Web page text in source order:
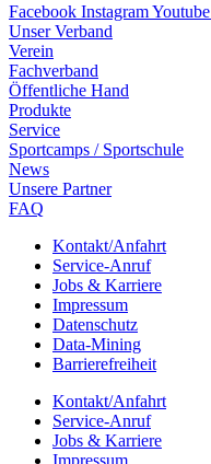
Facebook InstagramYoutube
Unser Verband
Verein
Fach­ver­band
Öffent­li­che Hand
Produkte
Service
Sport­camps / Sportschule
News
Unsere Part­ner
FAQ
Kontakt/​​Anfahrt
Service-Anruf
Jobs & Karriere
Impres­sum
Daten­schutz
Data-Mining
Barrie­re­frei­heit
Kontakt/​​Anfahrt
Service-Anruf
Jobs & Karriere
Impres­sum